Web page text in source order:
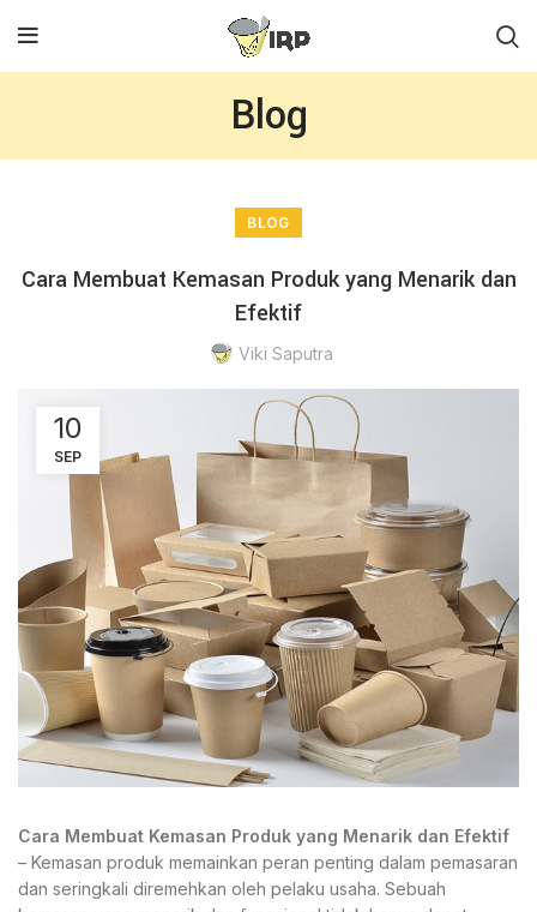
Blog
BLOG
Cara Membuat Kemasan Produk yang Menarik dan
Efektif
Viki Saputra
10
SEP
Cara Membuat Kemasan Produk yang Menarik dan Efektif
– Kemasan produk memainkan peran penting dalam pemasaran
dan seringkali diremehkan oleh pelaku usaha. Sebuah